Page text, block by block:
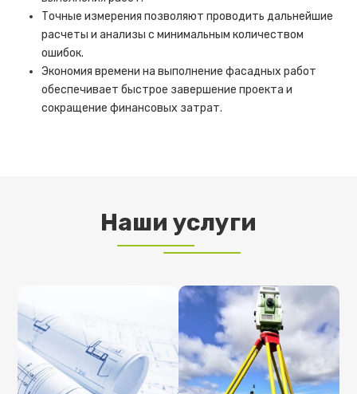
Точные измерения позволяют проводить дальнейшие
расчеты и анализы с минимальным количеством
ошибок.
Экономия времени на выполнение фасадных работ
обеспечивает быстрое завершение проекта и
сокращение финансовых затрат.
Наши услуги